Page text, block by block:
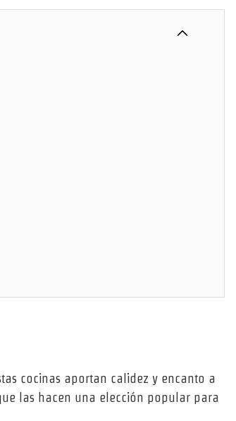
cocinas aportan calidez y encanto a
las hacen una elección popular para